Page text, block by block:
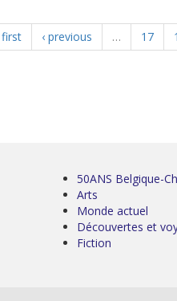
first ‹ previous … 17
50ANS Belgique-
Arts
Monde actuel
Découvertes et
Fiction